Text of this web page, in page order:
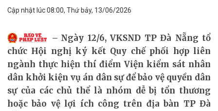
Cập nhật lúc 08:00, Thứ bảy, 13/06/2026
Ngày 12/6, VKSND TP Đà Nẵng tổ
chức Hội nghị ký kết Quy chế phối hợp liên
ngành thực hiện thí điểm Viện kiểm sát nhân
dân khởi kiện vụ án dân sự để bảo vệ quyền dân
sự của các chủ thể là nhóm dễ bị tổn thương
hoặc bảo vệ lợi ích công trên địa bàn TP Đà